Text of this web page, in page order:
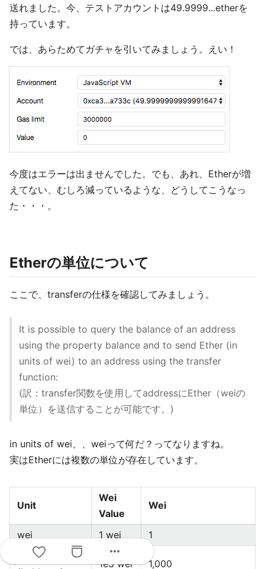
送れました。今、テストアカウントは49.9999...etherを
持っています。
では、あらためてガチャを引いてみましょう。えい！
今度はエラーは出ませんでした。でも、あれ、Etherが増
えてない、むしろ減っているような、どうしてこうなっ
た・・・。
Etherの単位について
ここで、transferの仕様を確認してみましょう。
It is possible to query the balance of an address
using the property balance and to send Ether (in
units of wei) to an address using the transfer
function:
(訳：transfer関数を使用してaddressにEther（weiの
単位）を送信することが可能です。)
in units of wei、、weiって何だ？ってなりますね。
実はEtherには複数の単位が存在しています。
Unit
Wei
Value
Wei
wei 1 wei
1
Kwei
1e3 wei 1,000
more_horiz